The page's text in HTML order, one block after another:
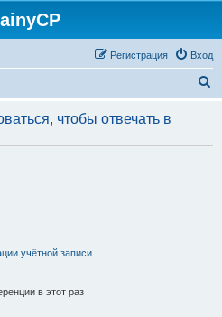
Вход
Регистрация
с
чтобы отвечать в
учётной записи
в этот раз